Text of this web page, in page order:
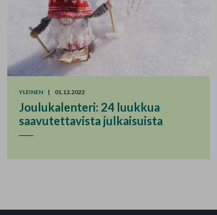
YLEINEN | 01.12.2022
Joulukalenteri: 24 luukkua
saavutettavista julkaisuista